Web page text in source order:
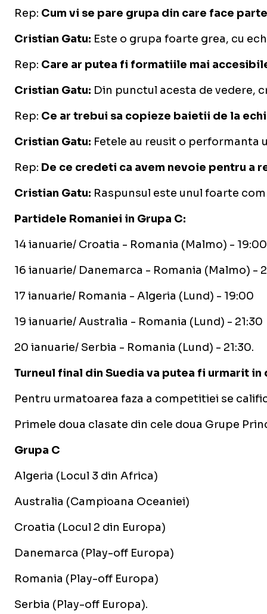
Rep: Cum vi se pare grupa din care face
Cristian Gatu: Este o grupa foarte grea, cu
Rep: Care ar putea fi formatiile mai
Cristian Gatu: Din punctul acesta de vedere,
Rep: Ce ar trebui sa copieze baietii de la
Cristian Gatu: Fetele au reusit o performanta
Rep: De ce credeti ca avem nevoie pentru a
Cristian Gatu: Raspunsul este unul foarte
Partidele Romaniei in Grupa C:
14 ianuarie/ Croatia - Romania (Malmo) - 19:00
16 ianuarie/ Danemarca - Romania (Malmo) -
17 ianuarie/ Romania - Algeria (Lund) - 19:00
19 ianuarie/ Australia - Romania (Lund) - 21:30
20 ianuarie/ Serbia - Romania (Lund) - 21:30.
Turneul final din Suedia va putea fi urmarit
Pentru urmatoarea faza a competitiei se
Primele doua clasate din cele doua Grupe
Grupa C
Algeria (Locul 3 din Africa)
Australia (Campioana Oceaniei)
Croatia (Locul 2 din Europa)
Danemarca (Play-off Europa)
Romania (Play-off Europa)
Serbia (Play-off Europa).